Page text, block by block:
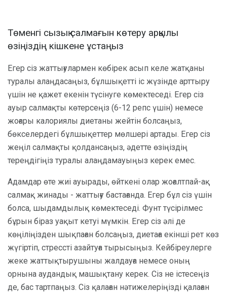
Төменгі сызық салмағын көтеру арқылы
өзіңіздің кішкене ұстаңыз
Егер сіз жаттығулармен көбірек асып келе жатқаны
туралы алаңдасаңыз, бұлшықетті іс жүзінде арттыру
үшін не қажет екенін түсінуге көмектеседі. Егер сіз
ауыр салмақты көтерсеңіз (6-12 репс үшін) немесе
жоғары калориялы диетаны жейтін болсаңыз,
бөкселердегі бұлшықеттер мөлшері артады. Егер сіз
жеңіл салмақты қолдансаңыз, әдетте өзіңіздің
тереңдігіңіз туралы алаңдамауыңыз керек емес.
Адамдар өте жиі ауырады, өйткені олар жоғалтпай-ақ
салмақ жинады - жаттығу бастағанда. Егер бұл сіз үшін
болса, шыдамдылық көмектеседі. Фунт түсірілмес
бұрын біраз уақыт кетуі мүмкін. Егер сіз әлі де
көңіліңізден шықпаған болсаңыз, диетаға екінші рет көз
жүгіртіп, стрессті азайтуға тырысыңыз. Кейбіреулерге
жеке жаттықтырушыны жалдауға немесе оның
орнына аудандық машықтану керек. Сіз не істесеңіз
де, бас тартпаңыз. Сіз қалаған нәтижелеріңізді қалаған